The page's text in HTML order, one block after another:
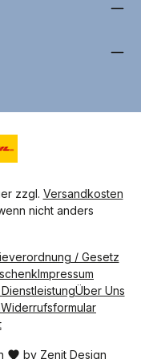
zzgl. Versandkosten
nicht anders
by Zenit Design
/ Gesetz
Impressum
Über Uns
Widerrufsformular